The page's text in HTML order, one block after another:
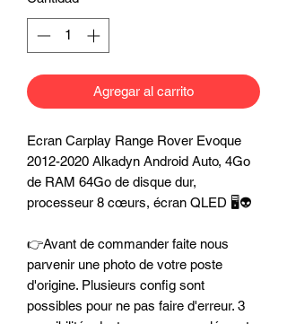
Agregar al carrito
Ecran Carplay Range Rover Evoque
2012-2020 Alkadyn Android Auto, 4Go
de RAM 64Go de disque dur,
processeur 8 cœurs, écran QLED 🖥️👽
👉Avant de commander faite nous
parvenir une photo de votre poste
d'origine. Plusieurs config sont
possibles pour ne pas faire d'erreur. 3